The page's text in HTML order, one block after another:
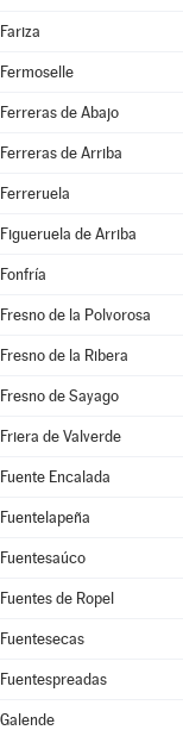
Fariza
Fermoselle
Ferreras de Abajo
Ferreras de Arriba
Ferreruela
Figueruela de Arriba
Fonfría
Fresno de la Polvorosa
Fresno de la Ribera
Fresno de Sayago
Friera de Valverde
Fuente Encalada
Fuentelapeña
Fuentesaúco
Fuentes de Ropel
Fuentesecas
Fuentespreadas
Galende